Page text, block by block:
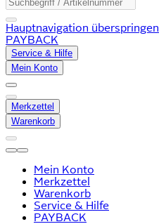
Hauptnavigation überspringen
PAYBACK
Service & Hilfe
Mein Konto
Merkzettel
Warenkorb
Mein Konto
Merkzettel
Warenkorb
Service & Hilfe
PAYBACK